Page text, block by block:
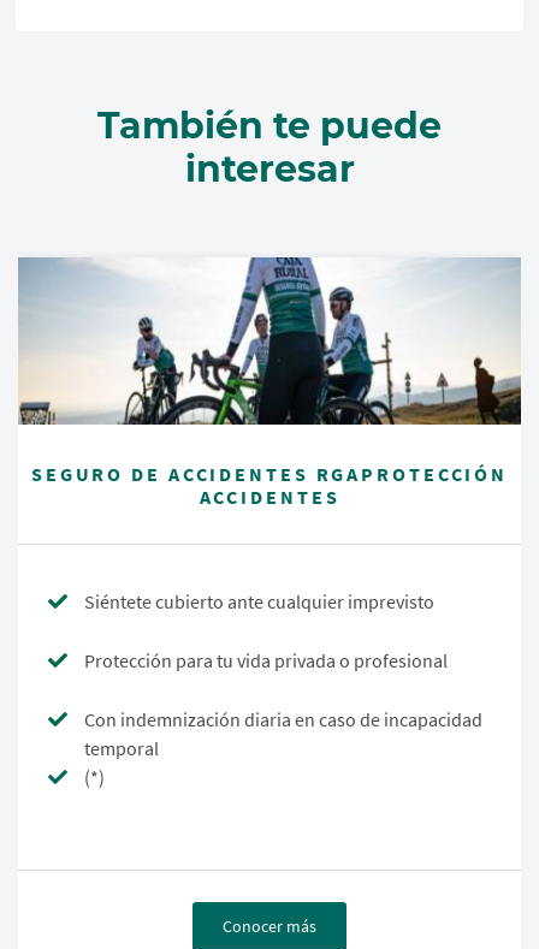
También te puede
interesar
SEGURO DE ACCIDENTES RGAPROTECCIÓN
ACCIDENTES
Siéntete cubierto ante cualquier imprevisto
Protección para tu vida privada o profesional
Con indemnización diaria en caso de incapacidad
temporal
(*)
Conocer más